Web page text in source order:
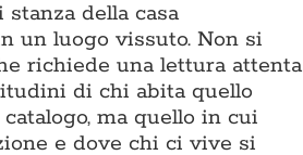
della casa
un luogo vissuto. Non si
richiede una lettura attenta
di chi abita quello
ma quello in cui
e dove chi ci vive si